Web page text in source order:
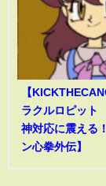
【
ラクルロピット
神対応に震える
ン心拳外伝】